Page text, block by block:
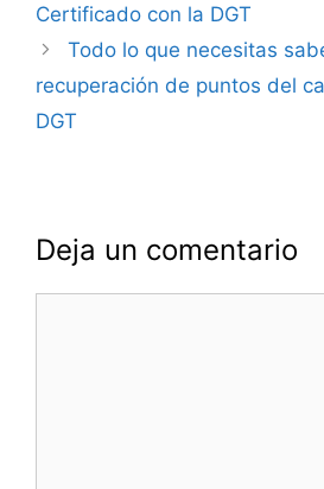
Certificado con la DGT
Todo lo que necesitas
recuperación de puntos del
DGT
Deja un comentario